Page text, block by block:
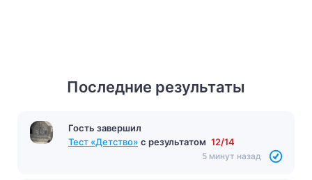
Последние результаты
Гость завершил
Тест «Детство» с результатом 12/14
5 минут назад